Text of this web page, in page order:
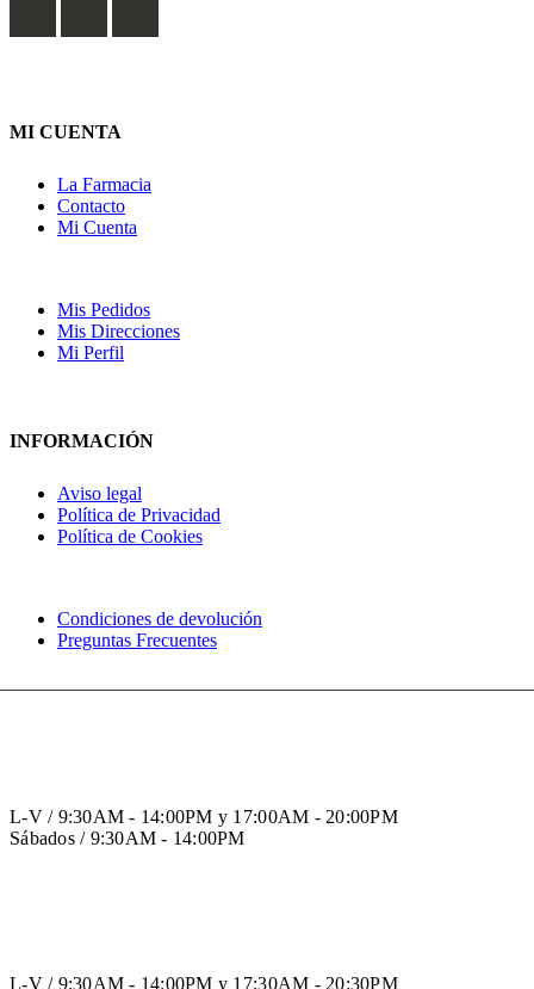
MI CUENTA
La Farmacia
Contacto
Mi Cuenta
Mis Pedidos
Mis Direcciones
Mi Perfil
INFORMACIÓN
Aviso legal
Política de Privacidad
Política de Cookies
Condiciones de devolución
Preguntas Frecuentes
L-V / 9:30AM - 14:00PM y 17:00AM - 20:00PM
Sábados / 9:30AM - 14:00PM
L-V / 9:30AM - 14:00PM y 17:30AM - 20:30PM